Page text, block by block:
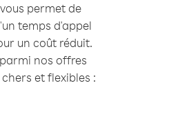
permet de
temps d'appel
un coût réduit.
nos offres
et flexibles :